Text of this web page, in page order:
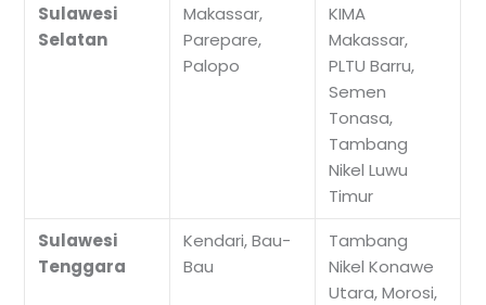
Sulawesi
Selatan
Makassar,
Parepare,
Palopo
KIMA
Makassar,
PLTU Barru,
Semen
Tonasa,
Tambang
Nikel Luwu
Timur
Sulawesi
Tenggara
Kendari, Bau-
Bau
Tambang
Nikel Konawe
Utara, Morosi,